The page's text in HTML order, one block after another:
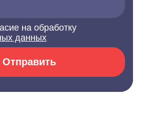
на обработку
данных
Отправить